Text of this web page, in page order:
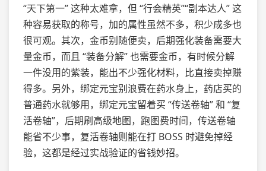
“天下第一” 这种太难拿，但 “行会精英”“副本达人” 这
种容易获取的称号，加的属性虽然不多，积少成多也
很可观。其次，金币别随便卖，后期强化装备需要大
量金币，而且 “装备分解” 也需要金币，有时候分解
一件没用的紫装，能出不少强化材料，比直接卖掉赚
得多。另外，绑定元宝别浪费在药水身上，药店买的
普通药水就够用，绑定元宝留着买 “传送卷轴” 和 “复
活卷轴”，后期刷高级地图，跑图费时间，传送卷轴
能省不少事，复活卷轴则能在打 BOSS 时避免掉经
验，这都是经过实战验证的省钱妙招。